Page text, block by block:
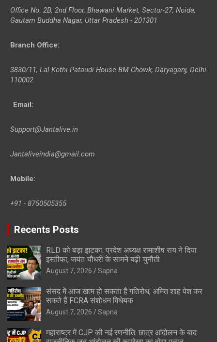
Office No. 2B, 2nd Floor, Bhawani Market, Sector-27, Noida,
Gautam Buddha Nagar, Uttar Pradesh - 201301
Branch Office:
3830/11, Lal Kothi Pataudi House BM Chowk, Daryaganj, Delhi-
110002
Email:
Support@Jantalive.in
Jantaliveindia@gmail.com
Mobile:
+91 - 8750505355
Recents Posts
RLD को बड़ा झटका: प्रदेश अध्यक्ष रामाशीष राय ने दिया
इस्तीफा, जयंत चौधरी के सामने बढ़ी चुनौती
August 7, 2026 Sapna
संसद में आज खत्म हो सकता है गतिरोध, अमित शाह पेश कर
सकते हैं FCRA संशोधन विधेयक
August 7, 2026 Sapna
महाराष्ट्र में CJP की नई रणनीति: छात्र आंदोलन के बाद